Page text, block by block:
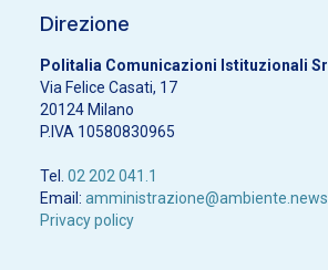
Direzione
Politalia Comunicazioni Istituzionali Srl
Via Felice Casati, 17
20124 Milano
P.IVA 10580830965
Tel. 02 202 041.1
Email: amministrazione@ambiente.news
Privacy policy